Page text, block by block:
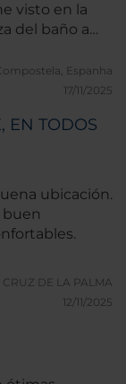
visto en la
del baño a
un
El desayuno
no tiene
eléctrico.
Espanha
17/11/2025
EN TODOS
ubicación.
buen
CRUZ DE LA PALMA
12/11/2025